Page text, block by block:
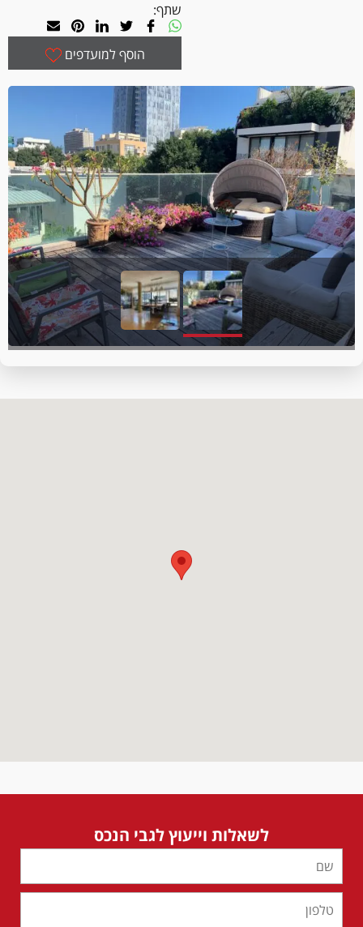
שתף:
הוסף למועדפים
לשאלות וייעוץ לגבי הנכס